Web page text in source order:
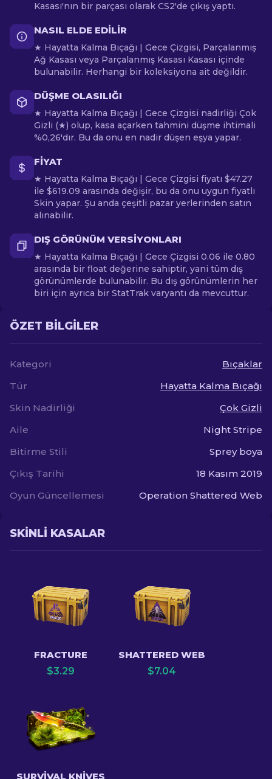
Kasası'nın bir parçası olarak CS2'de çıkış yaptı.
NASIL ELDE EDILIR
★ Hayatta Kalma Bıçağı | Gece Çizgisi, Parçalanmış
Ağ Kasası veya Parçalanmış Kasası Kasası içinde
bulunabilir. Herhangi bir koleksiyona ait değildir.
DÜŞME OLASILIĞI
★ Hayatta Kalma Bıçağı | Gece Çizgisi nadirliği Çok
Gizli (★) olup, kasa açarken tahmini düşme ihtimali
%0,26'dır. Bu da onu en nadir düşen eşya yapar.
FIYAT
★ Hayatta Kalma Bıçağı | Gece Çizgisi fiyatı $47.27
ile $619.09 arasında değişir, bu da onu uygun fiyatlı
Skin yapar. Şu anda çeşitli pazar yerlerinden satın
alınabilir.
DIŞ GÖRÜNÜM VERSIYONLARI
★ Hayatta Kalma Bıçağı | Gece Çizgisi 0.06 ile 0.80
arasında bir float değerine sahiptir, yani tüm dış
görünümlerde bulunabilir. Bu dış görünümlerin her
biri için ayrıca bir StatTrak varyantı da mevcuttur.
ÖZET BILGILER
Kategori
Bıçaklar
Tür
Hayatta Kalma Bıçağı
Skin Nadirliği
Çok Gizli
Aile
Night Stripe
Bitirme Stili
Sprey boya
Çıkış Tarihi
18 Kasım 2019
Oyun Güncellemesi
Operation Shattered Web
SKINLI KASALAR
FRACTURE
$3.29
SHATTERED WEB
$7.04
SURVIVAL KNIVES